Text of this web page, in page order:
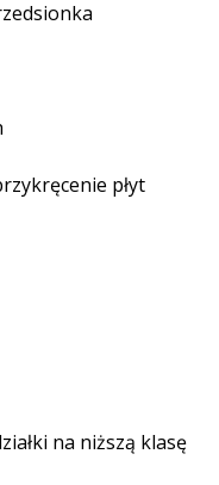
płyt
na niższą klasę